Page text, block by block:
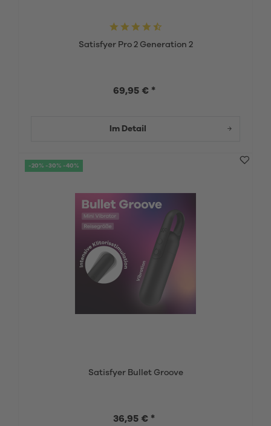
Satisfyer Pro 2 Generation 2
69,95 € *
Im Detail
-20% -30% -40%
Satisfyer Bullet Groove
36,95 € *